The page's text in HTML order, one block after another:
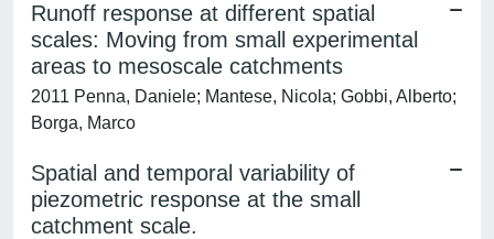
Runoff response at different spatial
scales: Moving from small experimental
areas to mesoscale catchments
2011 Penna, Daniele; Mantese, Nicola; Gobbi, Alberto;
Borga, Marco
Spatial and temporal variability of
piezometric response at the small
catchment scale.